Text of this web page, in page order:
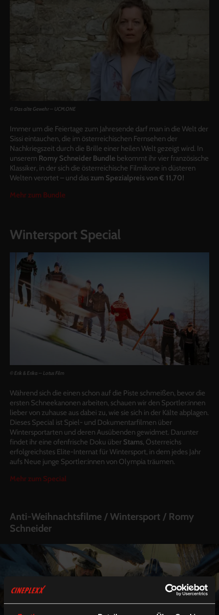
© Das alte Gewehr – UCM.ONE
Immer um die Feiertage zum Jahresende darf man in die Welt der
Sissi eintauchen, die im österreichischen Fernsehen der
Nachkriegszeit durch die Brille einer heilen Welt gezeigt wird. In
unserem Romy Schneider Bundle bekommt ihr vier französische
Klassiker, in der sich die österreichische Filmikone in düsteren
Welten verortet – und das zum Spezialpreis von € 11,70!
Mehr zum Bundle
Wintersport Special
© Erik & Erika – Lotus Film
Während sich die einen schon auf die Piste schmeißen, bevor die
ersten Schneekanonen arbeiten, schauen wir den Sportler:innen
lieber von zuhause aus dabei zu, wie sie sich in der Kälte abplagen.
Dieses Special ist Spiel- und Dokumentarfilmen über
Wintersportarten und deren Ausübenden gewidmet. Darunter
findet ihr eine ofenfrische Doku über Stams, Österreichs
erfolgreichstes Elite-Internat für Wintersport, in dem jedes Jahr
aufs Neue junge Sportler:innen von Olympia träumen.
Mehr zum Special
Anti-Weihnachtsfilme / Wintersport / Romy
Schneider